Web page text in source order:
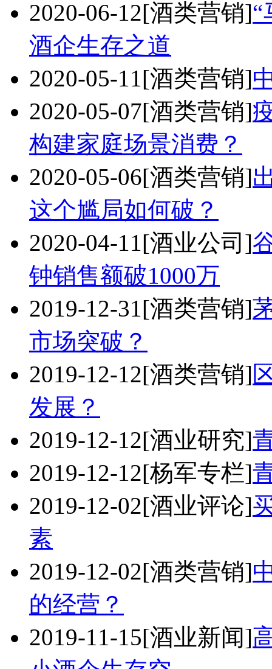
2020-06-12[酒类营销]“
酒企生存之道
2020-05-11[酒类营销]
2020-05-07[酒类营销]
构建家庭场景消费？
2020-05-06[酒类营销]
这个尴局如何破？
2020-04-11[酒业公司]
钟销售额破1000万
2019-12-31[酒类营销]
市场突破？
2019-12-12[酒类营销]
发展？
2019-12-12[酒业研究]
2019-12-12[杨军专栏]
2019-12-02[酒业评论]
素
2019-12-02[酒类营销]
的经营？
2019-11-15[酒业新闻]